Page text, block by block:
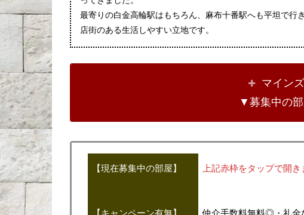
最寄りの白金高輪駅はもちろん、麻布十番駅へも平坦で
店街のある生活しやすい立地です。
マイン
▼募集中の
【現在募集中の部屋】 上記赤枠をタップで開き